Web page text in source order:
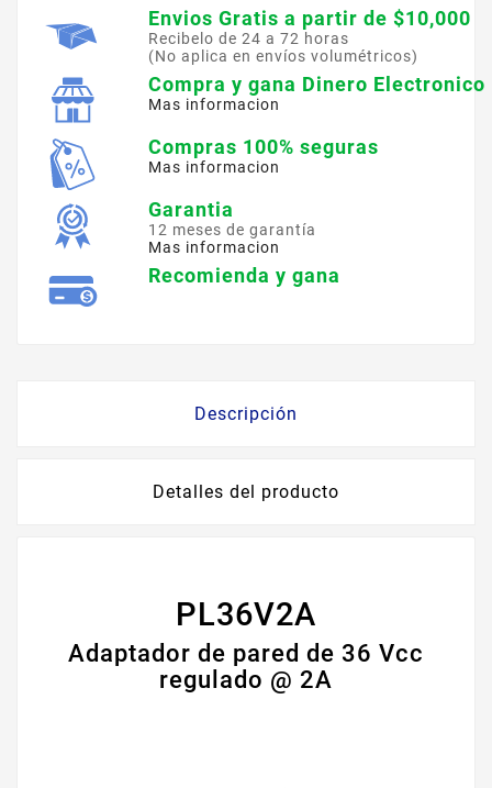
Envios Gratis a partir de $10,000
Recibelo de 24 a 72 horas
(No aplica en envíos volumétricos)
Compra y gana Dinero Electronico
Mas informacion
Compras 100% seguras
Mas informacion
Garantia
12 meses de garantía
Mas informacion
Recomienda y gana
Descripción
Detalles del producto
PL36V2A
Adaptador de pared de 36 Vcc
regulado @ 2A